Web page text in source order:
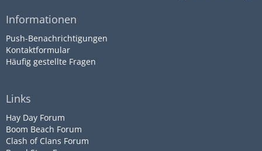
Informationen
Push-Benachrichtigungen
Kontaktformular
Häufig gestellte Fragen
Links
Hay Day Forum
Boom Beach Forum
Clash of Clans Forum